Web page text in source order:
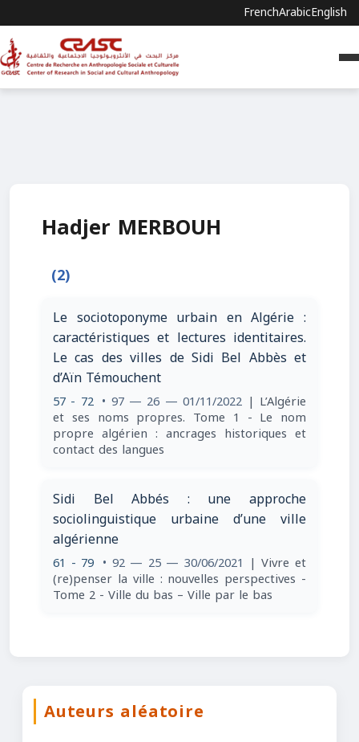
FrenchArabicEnglish
Hadjer MERBOUH
(2)
Le sociotoponyme urbain en Algérie :
caractéristiques et lectures identitaires.
Le cas des villes de Sidi Bel Abbès et
d’Aïn Témouchent
57 - 72 • 97 — 26 — 01/11/2022 | L’Algérie
et ses noms propres. Tome 1 - Le nom
propre algérien : ancrages historiques et
contact des langues
Sidi Bel Abbés : une approche
sociolinguistique urbaine d’une ville
algérienne
61 - 79 • 92 — 25 — 30/06/2021 | Vivre et
(re)penser la ville : nouvelles perspectives -
Tome 2 - Ville du bas – Ville par le bas
Auteurs aléatoire